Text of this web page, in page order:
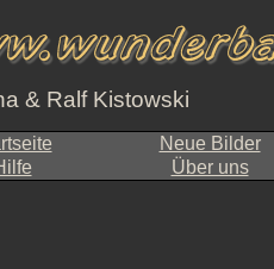
& Ralf Kistowski
Neue Bilder
Über uns